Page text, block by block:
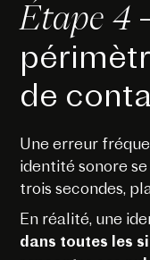
Étape 4
de
Une erreur
identité sonore
trois secondes,
En réalité, une
dans toutes les